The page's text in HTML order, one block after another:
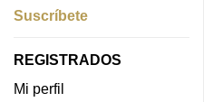
Suscríbete
REGISTRADOS
Mi perfil